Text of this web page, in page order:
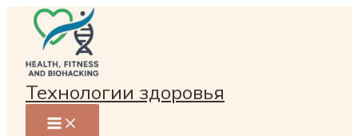
Перейти
содержимому
Технологии здоровья